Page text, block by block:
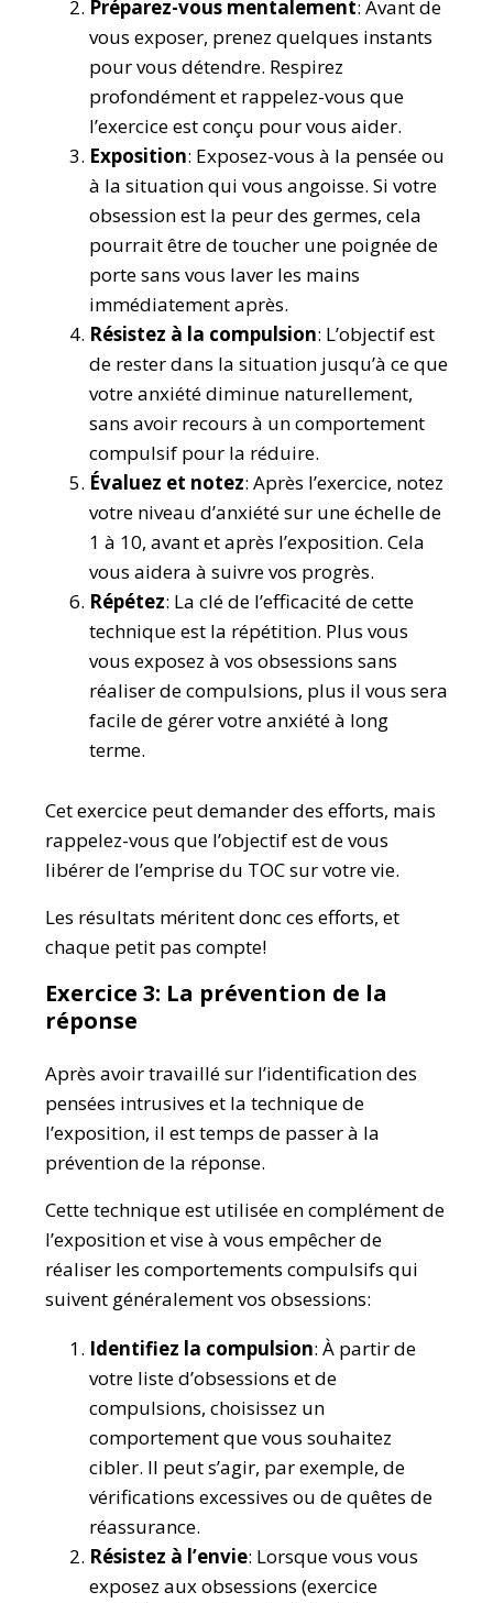
Préparez-vous mentalement: Avant de
vous exposer, prenez quelques instants
pour vous détendre. Respirez
profondément et rappelez-vous que
l’exercice est conçu pour vous aider.
Exposition: Exposez-vous à la pensée ou
à la situation qui vous angoisse. Si votre
obsession est la peur des germes, cela
pourrait être de toucher une poignée de
porte sans vous laver les mains
immédiatement après.
Résistez à la compulsion: L’objectif est
de rester dans la situation jusqu’à ce que
votre anxiété diminue naturellement,
sans avoir recours à un comportement
compulsif pour la réduire.
Évaluez et notez: Après l’exercice, notez
votre niveau d’anxiété sur une échelle de
1 à 10, avant et après l’exposition. Cela
vous aidera à suivre vos progrès.
Répétez: La clé de l’efficacité de cette
technique est la répétition. Plus vous
vous exposez à vos obsessions sans
réaliser de compulsions, plus il vous sera
facile de gérer votre anxiété à long
terme.
Cet exercice peut demander des efforts, mais
rappelez-vous que l’objectif est de vous
libérer de l’emprise du TOC sur votre vie.
Les résultats méritent donc ces efforts, et
chaque petit pas compte!
Exercice 3: La prévention de la
réponse
Après avoir travaillé sur l’identification des
pensées intrusives et la technique de
l’exposition, il est temps de passer à la
prévention de la réponse.
Cette technique est utilisée en complément de
l’exposition et vise à vous empêcher de
réaliser les comportements compulsifs qui
suivent généralement vos obsessions:
Identifiez la compulsion: À partir de
votre liste d’obsessions et de
compulsions, choisissez un
comportement que vous souhaitez
cibler. Il peut s’agir, par exemple, de
vérifications excessives ou de quêtes de
réassurance.
Résistez à l’envie: Lorsque vous vous
exposez aux obsessions (exercice